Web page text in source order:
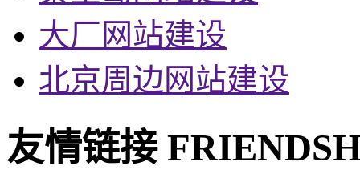
大厂网站建设
北京周边网站建设
友情链接